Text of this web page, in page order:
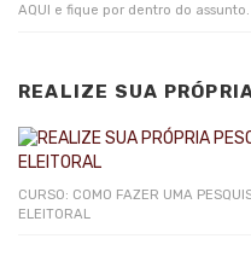
AQUI e fique por dentro do assunto.
REALIZE SUA
CURSO: COMO FAZER UMA
ELEITORAL